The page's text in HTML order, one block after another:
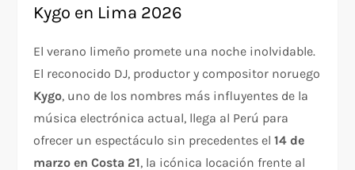
Kygo en Lima 2026
El verano limeño promete una noche inolvidable.
El reconocido DJ, productor y compositor noruego
Kygo, uno de los nombres más influyentes de la
música electrónica actual, llega al Perú para
ofrecer un espectáculo sin precedentes el14 de
marzo en Costa 21, la icónica locación frente al